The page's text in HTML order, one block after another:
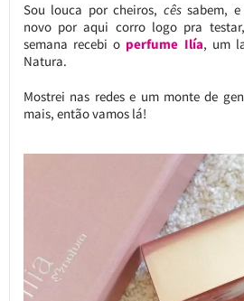
Sou louca por cheiros, cêssabem, e
novo por aqui corro logo pra
semana recebi o perfume Ilía, um
Natura.
Mostrei nas redes e um monte de
mais, então vamos lá!